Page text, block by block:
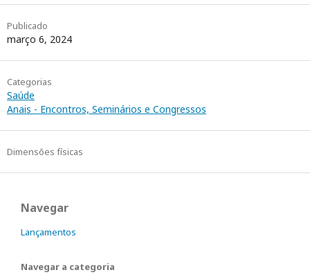
Publicado
março 6, 2024
Categorias
Saúde
Anais - Encontros, Seminários e Congressos
Dimensões físicas
Navegar
Lançamentos
Navegar a categoria